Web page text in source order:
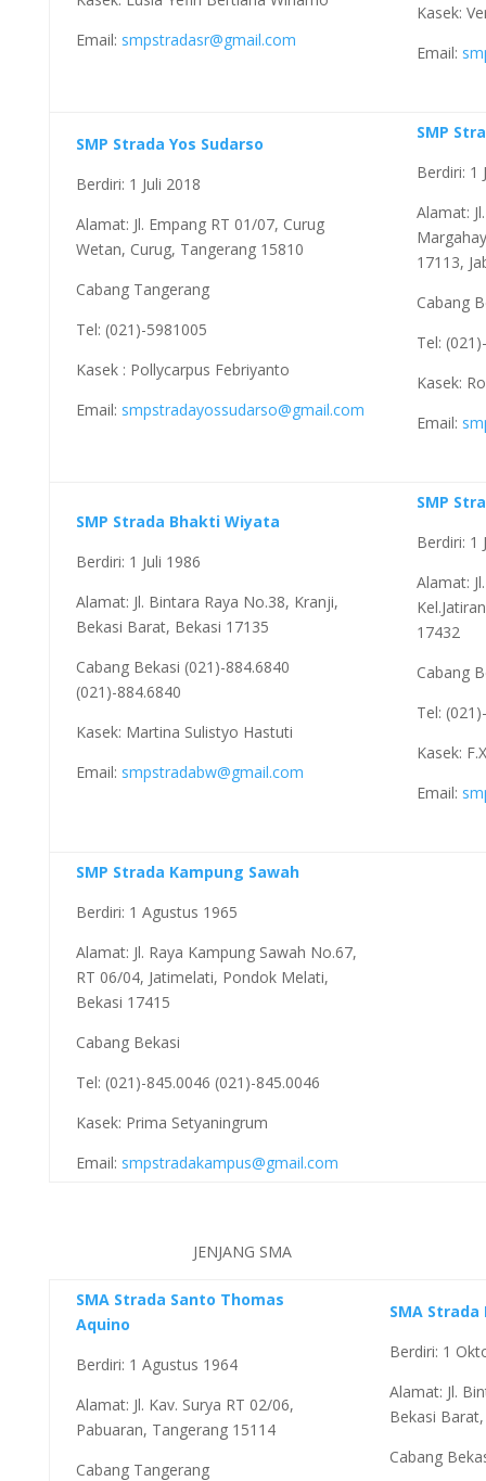
Email: smpstradasr@gmail.com
Kasek:
Email:
SMP Strada Yos Sudarso
Berdiri: 1 Juli 2018
Alamat: Jl. Empang RT 01/07, Curug
Wetan, Curug, Tangerang 15810
Cabang Tangerang
Tel: (021)-5981005
Kasek : Pollycarpus Febriyanto
Email: smpstradayossudarso@gmail.com
SMP
Berdiri: 1
Alamat:
17113,
Cabang
Tel:
Kasek:
Email:
SMP Strada Bhakti Wiyata
Berdiri: 1 Juli 1986
Alamat: Jl. Bintara Raya No.38, Kranji,
Bekasi Barat, Bekasi 17135
Cabang Bekasi (021)-884.6840
(021)-884.6840
Kasek: Martina Sulistyo Hastuti
Email: smpstradabw@gmail.com
SMP
Berdiri: 1
Alamat:
17432
Cabang
Tel:
Kasek:
Email:
SMP Strada Kampung Sawah
Berdiri: 1 Agustus 1965
Alamat: Jl. Raya Kampung Sawah No.67,
RT 06/04, Jatimelati, Pondok Melati,
Bekasi 17415
Cabang Bekasi
Tel: (021)-845.0046 (021)-845.0046
Kasek: Prima Setyaningrum
Email: smpstradakampus@gmail.com
JENJANG SMA
SMA Strada Santo Thomas
Aquino
Berdiri: 1 Agustus 1964
Alamat: Jl. Kav. Surya RT 02/06,
Pabuaran, Tangerang 15114
Cabang Tangerang
SMA
Berdiri: 1
Alamat: Jl.
Bekasi
Cabang